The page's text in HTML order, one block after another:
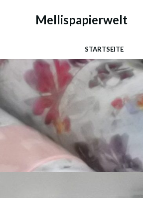
Mellispapierwelt
STARTSEITE